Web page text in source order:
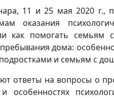
11 и 25 мая 2020 г.,
оказания
как помогать семьям
дома:
и семьям с
ответы на вопросы о
особенностях